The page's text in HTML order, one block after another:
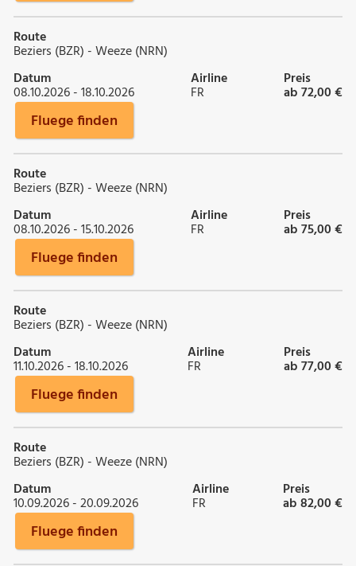
Route
Beziers (BZR) - Weeze (NRN)
Datum
08.10.2026 - 18.10.2026
Airline
FR
Preis
ab 72,00 €
Fluege finden
Route
Beziers (BZR) - Weeze (NRN)
Datum
08.10.2026 - 15.10.2026
Airline
FR
Preis
ab 75,00 €
Fluege finden
Route
Beziers (BZR) - Weeze (NRN)
Datum
11.10.2026 - 18.10.2026
Airline
FR
Preis
ab 77,00 €
Fluege finden
Route
Beziers (BZR) - Weeze (NRN)
Datum
10.09.2026 - 20.09.2026
Airline
FR
Preis
ab 82,00 €
Fluege finden